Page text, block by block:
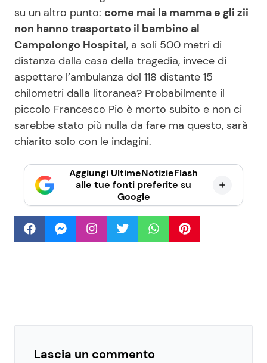
su un altro punto: come mai la mamma e gli zii
non hanno trasportato il bambino al
Campolongo Hospital, a soli 500 metri di
distanza dalla casa della tragedia, invece di
aspettare l’ambulanza del 118 distante 15
chilometri dalla litoranea? Probabilmente il
piccolo Francesco Pio è morto subito e non ci
sarebbe stato più nulla da fare ma questo, sarà
chiarito solo con le indagini.
Aggiungi UltimeNotizieFlash
alle tue fonti preferite su
Google
Lascia un commento